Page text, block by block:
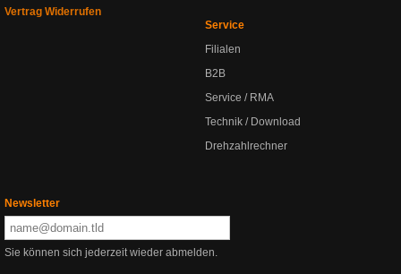
Vertrag Widerrufen
Service
Filialen
B2B
Service / RMA
Technik / Download
Drehzahlrechner
Newsletter
Sie können sich jederzeit wieder abmelden.